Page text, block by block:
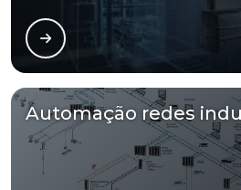
Automação redes